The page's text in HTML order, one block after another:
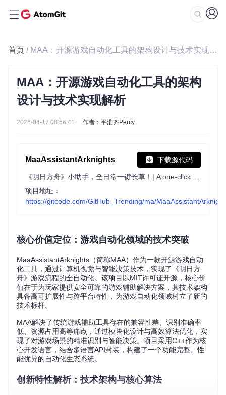
首页 / MAA：开源游戏自动化工具的架构设计与技术实现解析
MAA：开源游戏自动化工具的架构
设计与技术实现解析
2026-04-17 08:56:41 作者：平淮齐Percy
MaaAssistantArknights 下载源代码
项目地址：
https://gitcode.com/GitHub_Trending/ma/
核心价值定位：游戏自动化领域的技术突破
MaaAssistantArknights（简称MAA）作为一款开源游戏自动
化工具，通过计算机视觉与智能决策技术，实现了《明日方
舟》游戏流程的全自动化。该项目以MIT许可证开源，核心价
值在于为玩家提供安全可靠的游戏辅助解决方案，其技术架构
具备高可扩展性与跨平台特性，为游戏自动化领域树立了新的
技术标杆。
MAA解决了传统游戏辅助工具存在的兼容性差、识别准确率
低、资源占用高等痛点，通过模块化设计与高效算法优化，实
现了对游戏场景的精准识别与智能决策。项目采用C++作为核
心开发语言，结合多语言API封装，构建了一个功能完整、性
能优异的自动化生态系统。
创新特性解析：技术架构与核心算法